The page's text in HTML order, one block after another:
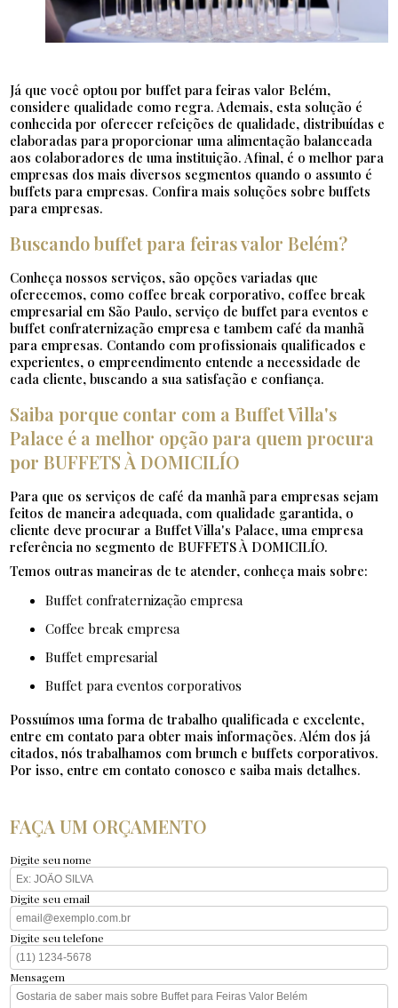
Já que você optou por buffet para feiras valor Belém,
considere qualidade como regra. Ademais, esta solução é
conhecida por oferecer refeições de qualidade, distribuídas e
elaboradas para proporcionar uma alimentação balanceada
aos colaboradores de uma instituição. Afinal, é o melhor para
empresas dos mais diversos segmentos quando o assunto é
buffets para empresas. Confira mais soluções sobre buffets
para empresas.
Buscando buffet para feiras valor Belém?
Conheça nossos serviços, são opções variadas que
oferecemos, como coffee break corporativo, coffee break
empresarial em São Paulo, serviço de buffet para eventos e
buffet confraternização empresa e tambem café da manhã
para empresas. Contando com profissionais qualificados e
experientes, o empreendimento entende a necessidade de
cada cliente, buscando a sua satisfação e confiança.
Saiba porque contar com a Buffet Villa's
Palace é a melhor opção para quem procura
por BUFFETS À DOMICILÍO
Para que os serviços de café da manhã para empresas sejam
feitos de maneira adequada, com qualidade garantida, o
cliente deve procurar a Buffet Villa's Palace, uma empresa
referência no segmento de BUFFETS À DOMICILÍO.
Temos outras maneiras de te atender, conheça mais sobre:
buffet confraternização empresa
coffee break empresa
buffet empresarial
buffet para eventos corporativos
Possuímos uma forma de trabalho qualificada e excelente,
entre em contato para obter mais informações. Além dos já
citados, nós trabalhamos com brunch e buffets corporativos.
Por isso, entre em contato conosco e saiba mais detalhes.
FAÇA UM ORÇAMENTO
Digite seu nome
Digite seu email
Digite seu telefone
Mensagem